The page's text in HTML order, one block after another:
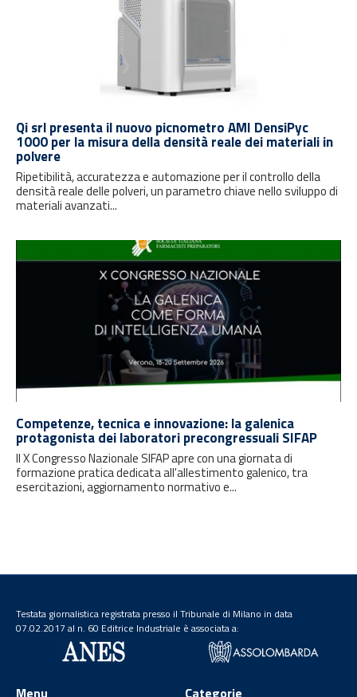
Qi srl presenta il nuovo picnometro AMI DensiPyc
1000 per la misura della densità reale dei materiali in
polvere
Ripetibilità, accuratezza e automazione per il controllo della
densità reale delle polveri, un parametro chiave nello sviluppo di
materiali avanzati...
Competenze, tecnica e innovazione: la galenica
protagonista dei laboratori precongressuali SIFAP
Il X Congresso Nazionale SIFAP apre con una giornata di
formazione pratica dedicata all'allestimento galenico, tra
esercitazioni, aggiornamento normativo e...
Testata giornalistica registrata presso il Tribunale di Milano in data
07.02.2017 al n. 60 Editrice Industriale è associata a: